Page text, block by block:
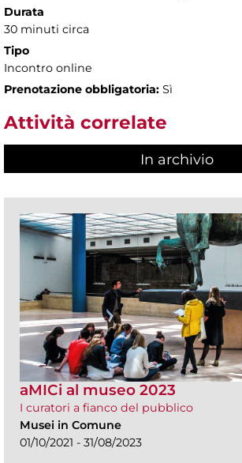
Durata
30 minuti circa
Tipo
Incontro online
Prenotazione obbligatoria: Sì
Attività correlate
In archivio
aMICi al museo 2023
I curatori a fianco del pubblico
Musei in Comune
01/10/2021 - 31/08/2023